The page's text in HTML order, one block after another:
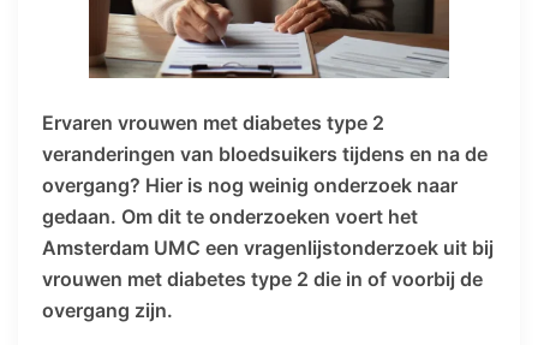
Ervaren vrouwen met diabetes type 2
veranderingen van bloedsuikers tijdens en na de
overgang? Hier is nog weinig onderzoek naar
gedaan. Om dit te onderzoeken voert het
Amsterdam UMC een vragenlijstonderzoek uit bij
vrouwen met diabetes type 2 die in of voorbij de
overgang zijn.